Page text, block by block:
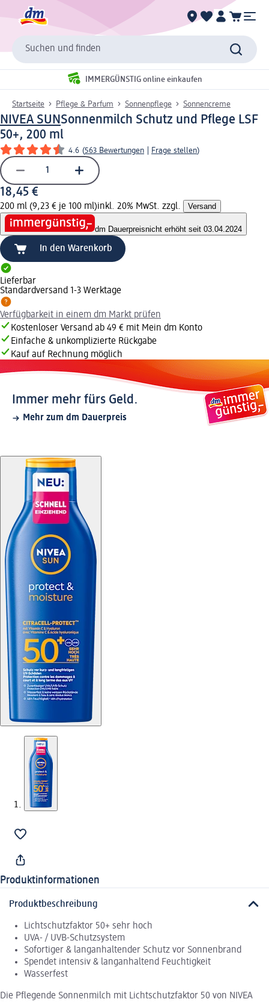
Suchen und finden
IMMERGÜNSTIG online einkaufen
Startseite Pflege & Parfum Sonnenpflege Sonnencreme
NIVEA SUNSonnenmilch Schutz und Pflege LSF
50+, 200 ml
4.6 (563 Bewertungen Frage stellen)
18,45 €
200 ml (9,23 € je 100 ml)inkl. 20% MwSt. zzgl. Versand
dm Dauerpreisnicht erhöht seit 03.04.2024
In den Warenkorb
Lieferbar
Standardversand 1-3 Werktage
Verfügbarkeit in einem dm Markt prüfen
Kostenloser Versand ab 49 € mit Mein dm Konto
Einfache & unkomplizierte Rückgabe
Kauf auf Rechnung möglich
Immer mehr fürs Geld.
Mehr zum dm Dauerpreis
Produktinformationen
Produktbeschreibung
Lichtschutzfaktor 50+ sehr hoch
UVA- / UVB-Schutzsystem
Sofortiger & langanhaltender Schutz vor Sonnenbrand
Spendet intensiv & langanhaltend Feuchtigkeit
Wasserfest
Die Pflegende Sonnenmilch mit Lichtschutzfaktor 50 von NIVEA